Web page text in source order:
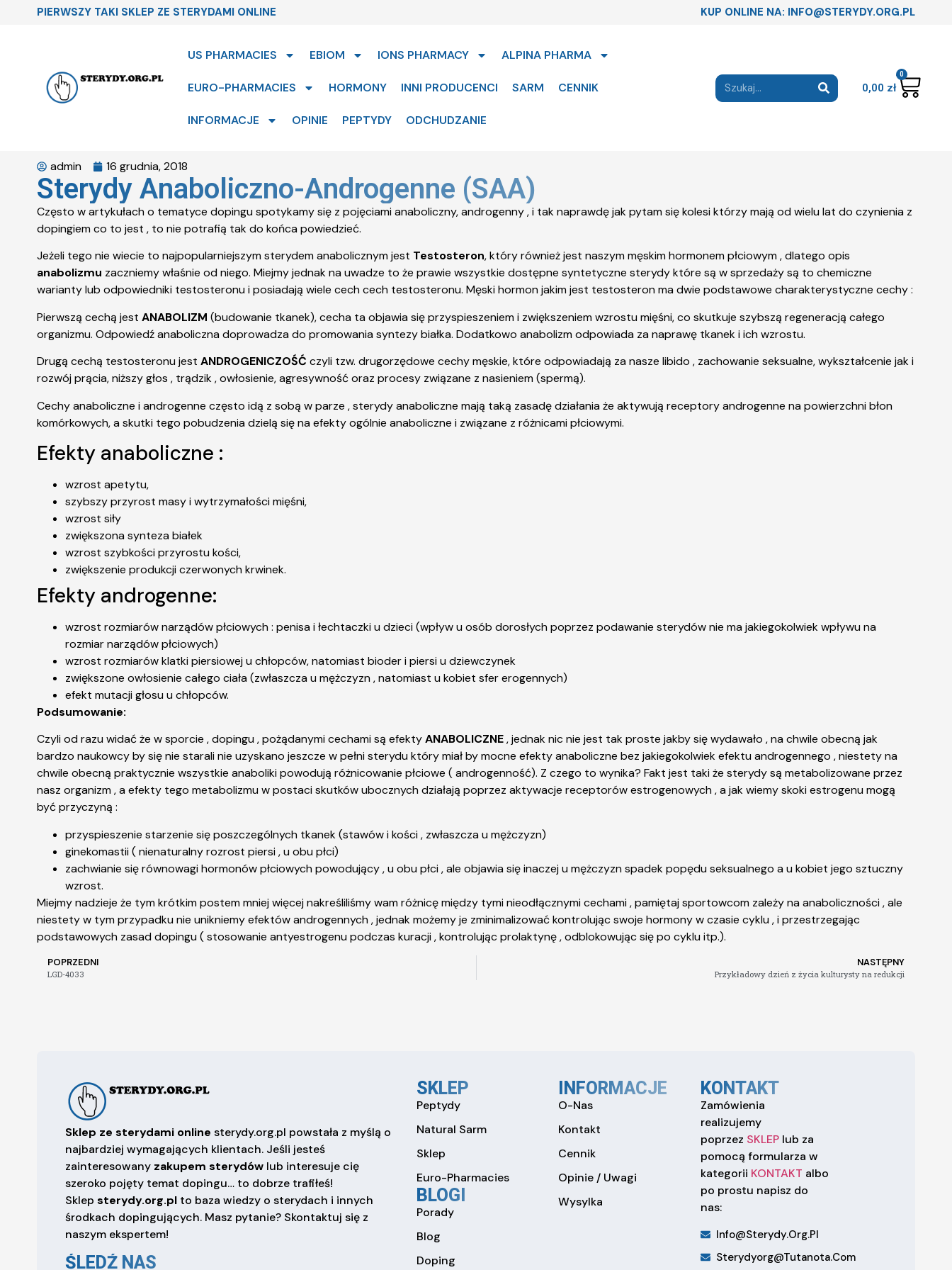
PIERWSZY TAKI SKLEP ZE STERYDAMI ONLINE KUP ONLINE NA: INFO@STERYDY.ORG.PL
US PHARMACIES EBIOM IONS PHARMACY ALPINA PHARMA
EURO-PHARMACIES HORMONY INNI PRODUCENCI SARM CENNIK
INFORMACJE OPINIE PEPTYDY ODCHUDZANIE
0,00 zł
0
admin 16 grudnia, 2018
Sterydy Anaboliczno-Androgenne (SAA)
Często w artykułach o tematyce dopingu spotykamy się z pojęciami anaboliczny, androgenny , i tak naprawdę jak pytam się kolesi którzy mają od wielu lat do czynienia z
dopingiem co to jest , to nie potrafią tak do końca powiedzieć.
Jeżeli tego nie wiecie to najpopularniejszym sterydem anabolicznym jest Testosteron, który również jest naszym męskim hormonem płciowym , dlatego opis
anabolizmu zaczniemy właśnie od niego. Miejmy jednak na uwadze to że prawie wszystkie dostępne syntetyczne sterydy które są w sprzedaży są to chemiczne
warianty lub odpowiedniki testosteronu i posiadają wiele cech cech testosteronu. Męski hormon jakim jest testosteron ma dwie podstawowe charakterystyczne cechy :
Pierwszą cechą jest ANABOLIZM (budowanie tkanek), cecha ta objawia się przyspieszeniem i zwiększeniem wzrostu mięśni, co skutkuje szybszą regeneracją całego
organizmu. Odpowiedź anaboliczna doprowadza do promowania syntezy białka. Dodatkowo anabolizm odpowiada za naprawę tkanek i ich wzrostu.
Drugą cechą testosteronu jest ANDROGENICZOŚĆ czyli tzw. drugorzędowe cechy męskie, które odpowiadają za nasze libido , zachowanie seksualne, wykształcenie jak i
rozwój prącia, niższy głos , trądzik , owłosienie, agresywność oraz procesy związane z nasieniem (spermą).
Cechy anaboliczne i androgenne często idą z sobą w parze , sterydy anaboliczne mają taką zasadę działania że aktywują receptory androgenne na powierzchni błon
komórkowych, a skutki tego pobudzenia dzielą się na efekty ogólnie anaboliczne i związane z różnicami płciowymi.
Efekty anaboliczne :
wzrost apetytu,
szybszy przyrost masy i wytrzymałości mięśni,
wzrost siły
zwiększona synteza białek
wzrost szybkości przyrostu kości,
zwiększenie produkcji czerwonych krwinek.
Efekty androgenne:
wzrost rozmiarów narządów płciowych : penisa i łechtaczki u dzieci (wpływ u osób dorosłych poprzez podawanie sterydów nie ma jakiegokolwiek wpływu na
rozmiar narządów płciowych)
wzrost rozmiarów klatki piersiowej u chłopców, natomiast bioder i piersi u dziewczynek
zwiększone owłosienie całego ciała (zwłaszcza u mężczyzn , natomiast u kobiet sfer erogennych)
efekt mutacji głosu u chłopców.
Podsumowanie:
Czyli od razu widać że w sporcie , dopingu , pożądanymi cechami są efektyANABOLICZNE, jednak nic nie jest tak proste jakby się wydawało , na chwile obecną jak
bardzo naukowcy by się nie starali nie uzyskano jeszcze w pełni sterydu który miał by mocne efekty anaboliczne bez jakiegokolwiek efektu androgennego , niestety na
chwile obecną praktycznie wszystkie anaboliki powodują różnicowanie płciowe ( androgenność). Z czego to wynika? Fakt jest taki że sterydy są metabolizowane przez
nasz organizm , a efekty tego metabolizmu w postaci skutków ubocznych działają poprzez aktywacje receptorów estrogenowych , a jak wiemy skoki estrogenu mogą
być przyczyną :
przyspieszenie starzenie się poszczególnych tkanek (stawów i kości , zwłaszcza u mężczyzn)
ginekomastii ( nienaturalny rozrost piersi , u obu płci)
zachwianie się równowagi hormonów płciowych powodujący , u obu płci , ale objawia się inaczej u mężczyzn spadek popędu seksualnego a u kobiet jego sztuczny
wzrost.
Miejmy nadzieje że tym krótkim postem mniej więcej nakreśliliśmy wam różnicę między tymi nieodłącznymi cechami , pamiętaj sportowcom zależy na anaboliczności , ale
niestety w tym przypadku nie unikniemy efektówandrogennych , jednak możemy je zminimalizować kontrolując swoje hormony w czasie cyklu , i przestrzegając
podstawowych zasad dopingu ( stosowanie antyestrogenu podczas kuracji , kontrolując prolaktynę , odblokowując się po cyklu itp.).
POPRZEDNI
LGD-4033
NASTĘPNY
Przykładowy dzień z życia kulturysty na redukcji
Sklep ze sterydami online sterydy.org.pl powstała z myślą o
najbardziej wymagających klientach. Jeśli jesteś
zainteresowany zakupem sterydów lub interesuje cię
szeroko pojęty temat dopingu… to dobrze trafiłeś!
Sklep sterydy.org.pl to baza wiedzy o sterydach i innych
środkach dopingujących. Masz pytanie? Skontaktuj się z
naszym ekspertem!
ŚLEDŹ NAS
SKLEP
Peptydy
Natural Sarm
Sklep
Euro-Pharmacies
BLOGI
Porady
Blog
Doping
INFORMACJE
O-Nas
Kontakt
Cennik
Opinie / Uwagi
Wysylka
KONTAKT
Zamówienia
realizujemy
poprzez SKLEPlub za
pomocą formularza w
kategorii KONTAKT albo
po prostu napisz do
nas:
Info@sterydy.org.pl
Sterydyorg@tutanota.com